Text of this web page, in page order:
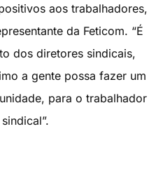
aos trabalhadores,
da Feticom. “É
dos diretores sindicais,
a gente possa fazer um
para o trabalhador